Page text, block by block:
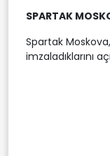
SPARTAK
Spartak
imzaladıklarını